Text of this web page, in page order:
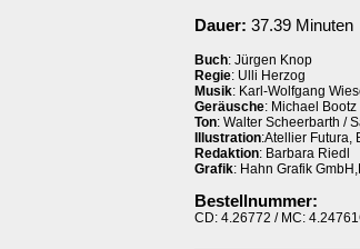
Dauer: 37.39 Minuten
Buch: Jürgen Knop
Regie: Ulli Herzog
Musik: Karl-Wolfgang
Geräusche: Michael Bootz
Ton: Walter Scheerbarth /
Illustration:Atellier Futura,
Redaktion: Barbara Riedl
Grafik: Hahn Grafik
Bestellnummer:
CD: 4.26772 / MC: